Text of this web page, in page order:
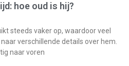
hoe oud is hij?
steeds vaker op, waardoor veel
verschillende details over hem.
naar voren